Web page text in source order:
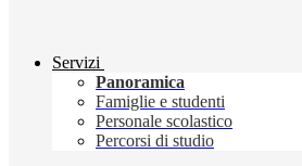
Servizi
Panoramica
Famiglie e studenti
Personale scolastico
Percorsi di studio